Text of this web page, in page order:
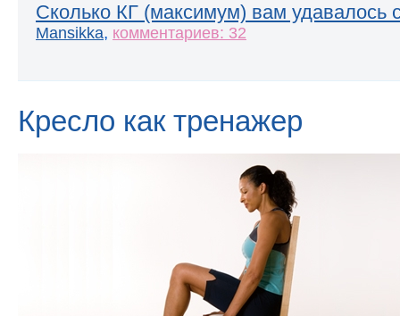
Сколько КГ (максимум) вам удавалось
Mansikka, комментариев: 32
Кресло как тренажер